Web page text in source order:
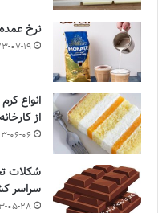
نرخ
07-19
انواع
از کارخانه
06-06
سراسر
05-28